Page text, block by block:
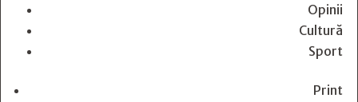
Opinii
Cultură
Sport
Print